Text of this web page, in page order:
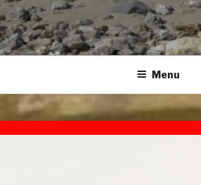
Menu